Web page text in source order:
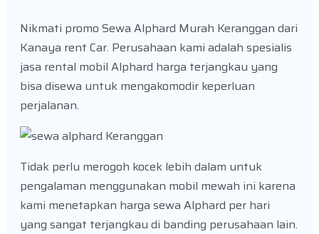
Nikmati promo Sewa Alphard Murah Keranggan dari
Kanaya rent Car. Perusahaan kami adalah spesialis
jasa rental mobil Alphard harga terjangkau yang
bisa disewa untuk mengakomodir keperluan
perjalanan.
Tidak perlu merogoh kocek lebih dalam untuk
pengalaman menggunakan mobil mewah ini karena
kami menetapkan harga sewa Alphard per hari
yang sangat terjangkau di banding perusahaan lain.